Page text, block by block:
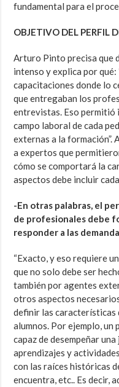
fundamental para el
OBJETIVO DEL PERFIL
Arturo Pinto precisa que
intenso y explica por qué:
capacitaciones donde lo
que entregaban los
entrevistas. Eso permitió
campo laboral de cada
externas a la formación”.
a expertos que
cómo se comportará la
aspectos debe incluir
-En otras palabras, el
de profesionales debe
responder a las
“Exacto, y eso requiere
que no solo debe ser
también por agentes
otros aspectos
definir las características
alumnos. Por ejemplo,
capaz de desempeñar
aprendizajes y
con las raíces históricas
encuentra, etc.. Es decir,